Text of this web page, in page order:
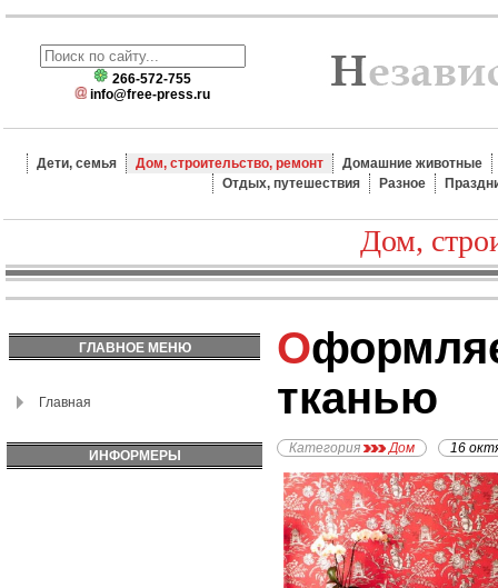
266-572-755
info@free-press.ru
Дети, семья Дом, строительство, ремонт
Домашние животные
Отдых, путешествия
Разное
Дом,
ГЛАВНОЕ МЕНЮ
Главная
ИНФОРМЕРЫ
Оформляем стены
тканью
Категория Дом 16